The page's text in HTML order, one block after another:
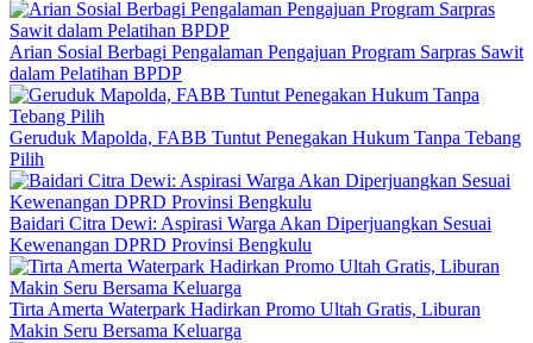
Arian Sosial Berbagi Pengalaman Pengajuan Program Sarpras Sawit
dalam Pelatihan BPDP
Geruduk Mapolda, FABB Tuntut Penegakan Hukum Tanpa Tebang
Pilih
Baidari Citra Dewi: Aspirasi Warga Akan Diperjuangkan Sesuai
Kewenangan DPRD Provinsi Bengkulu
Tirta Amerta Waterpark Hadirkan Promo Ultah Gratis, Liburan
Makin Seru Bersama Keluarga